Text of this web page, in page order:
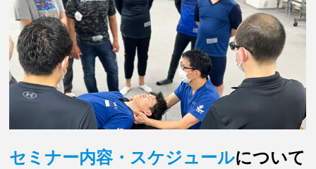
セミナー内容・スケジュールについて